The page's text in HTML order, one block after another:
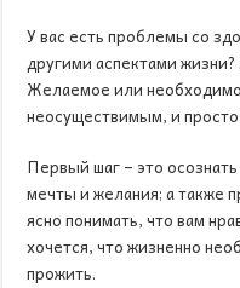
У вас есть проблемы со
другими аспектами
Желаемое или
неосуществимым, и
Первый шаг – это
мечты и желания; а также
ясно понимать, что вам
хочется, что жизненно
прожить.